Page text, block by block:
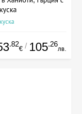
.82
€ / 105.26
лв.